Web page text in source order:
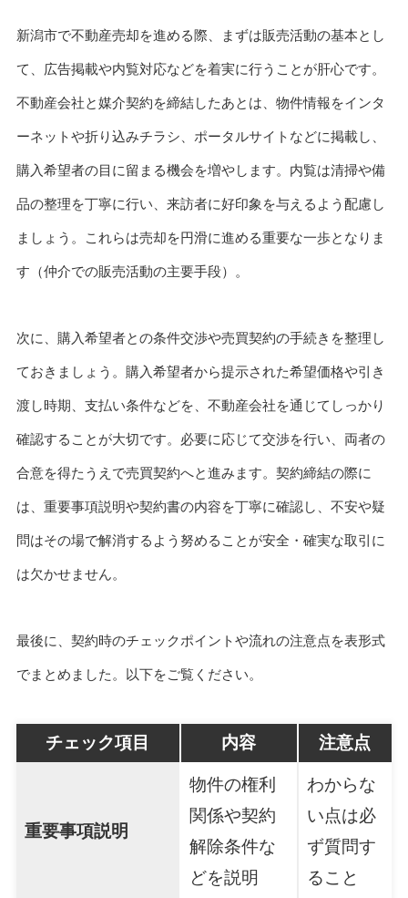
新潟市で不動産売却を進める際、まずは販売活動の基本とし
て、広告掲載や内覧対応などを着実に行うことが肝心です。
不動産会社と媒介契約を締結したあとは、物件情報をインタ
ーネットや折り込みチラシ、ポータルサイトなどに掲載し、
購入希望者の目に留まる機会を増やします。内覧は清掃や備
品の整理を丁寧に行い、来訪者に好印象を与えるよう配慮し
ましょう。これらは売却を円滑に進める重要な一歩となりま
す（仲介での販売活動の主要手段）。
次に、購入希望者との条件交渉や売買契約の手続きを整理し
ておきましょう。購入希望者から提示された希望価格や引き
渡し時期、支払い条件などを、不動産会社を通じてしっかり
確認することが大切です。必要に応じて交渉を行い、両者の
合意を得たうえで売買契約へと進みます。契約締結の際に
は、重要事項説明や契約書の内容を丁寧に確認し、不安や疑
問はその場で解消するよう努めることが安全・確実な取引に
は欠かせません。
最後に、契約時のチェックポイントや流れの注意点を表形式
でまとめました。以下をご覧ください。
チェック項目 内容 注意点
重要事項説明
物件の権利
関係や契約
解除条件な
どを説明
わからな
い点は必
ず質問す
ること